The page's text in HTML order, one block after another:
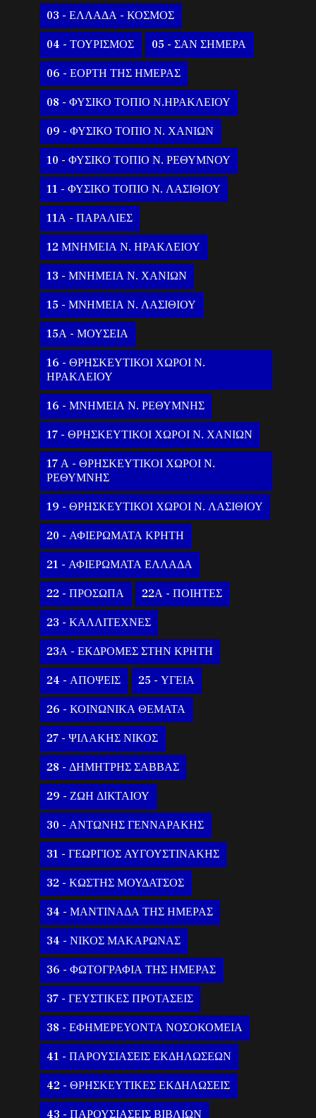
03 - ΕΛΛΑΔΑ - ΚΟΣΜΟΣ
04 - ΤΟΥΡΙΣΜΟΣ 05 - ΣΑΝ ΣΗΜΕΡΑ
06 - ΕΟΡΤΗ ΤΗΣ ΗΜΕΡΑΣ
08 - ΦΥΣΙΚΟ ΤΟΠΙΟ Ν.ΗΡΑΚΛΕΙΟΥ
09 - ΦΥΣΙΚΟ ΤΟΠΙΟ Ν. ΧΑΝΙΩΝ
10 - ΦΥΣΙΚΟ ΤΟΠΙΟ Ν. ΡΕΘΥΜΝΟΥ
11 - ΦΥΣΙΚΟ ΤΟΠΙΟ Ν. ΛΑΣΙΘΙΟΥ
11Α - ΠΑΡΑΛΙΕΣ
12 ΜΝΗΜΕΙΑ Ν. ΗΡΑΚΛΕΙΟΥ
13 - ΜΝΗΜΕΙΑ Ν. ΧΑΝΙΩΝ
15 - ΜΝΗΜΕΙΑ Ν. ΛΑΣΙΘΙΟΥ
15Α - ΜΟΥΣΕΙΑ
16 - ΘΡΗΣΚΕΥΤΙΚΟΙ ΧΩΡΟΙ Ν.
ΗΡΑΚΛΕΙΟΥ
16 - ΜΝΗΜΕΙΑ Ν. ΡΕΘΥΜΝΗΣ
17 - ΘΡΗΣΚΕΥΤΙΚΟΙ ΧΩΡΟΙ Ν. ΧΑΝΙΩΝ
17 Α - ΘΡΗΣΚΕΥΤΙΚΟΙ ΧΩΡΟΙ Ν.
ΡΕΘΥΜΝΗΣ
19 - ΘΡΗΣΚΕΥΤΙΚΟΙ ΧΩΡΟΙ Ν. ΛΑΣΙΘΙΟΥ
20 - ΑΦΙΕΡΩΜΑΤΑ ΚΡΗΤΗ
21 - ΑΦΙΕΡΩΜΑΤΑ ΕΛΛΑΔΑ
22 - ΠΡΟΣΩΠΑ 22Α - ΠΟΙΗΤΕΣ
23 - ΚΑΛΛΙΤΕΧΝΕΣ
23Α - ΕΚΔΡΟΜΕΣ ΣΤΗΝ ΚΡΗΤΗ
24 - ΑΠΟΨΕΙΣ 25 - ΥΓΕΙΑ
26 - ΚΟΙΝΩΝΙΚΑ ΘΕΜΑΤΑ
27 - ΨΙΛΑΚΗΣ ΝΙΚΟΣ
28 - ΔΗΜΗΤΡΗΣ ΣΑΒΒΑΣ
29 - ΖΩΗ ΔΙΚΤΑΙΟΥ
30 - ΑΝΤΩΝΗΣ ΓΕΝΝΑΡΑΚΗΣ
31 - ΓΕΩΡΓΙΟΣ ΑΥΓΟΥΣΤΙΝΑΚΗΣ
32 - ΚΩΣΤΗΣ ΜΟΥΔΑΤΣΟΣ
34 - ΜΑΝΤΙΝΑΔΑ ΤΗΣ ΗΜΕΡΑΣ
34 - ΝΙΚΟΣ ΜΑΚΑΡΩΝΑΣ
36 - ΦΩΤΟΓΡΑΦΙΑ ΤΗΣ ΗΜΕΡΑΣ
37 - ΓΕΥΣΤΙΚΕΣ ΠΡΟΤΑΣΕΙΣ
38 - ΕΦΗΜΕΡΕΥΟΝΤΑ ΝΟΣΟΚΟΜΕΙΑ
41 - ΠΑΡΟΥΣΙΑΣΕΙΣ ΕΚΔΗΛΩΣΕΩΝ
42 - ΘΡΗΣΚΕΥΤΙΚΕΣ ΕΚΔΗΛΩΣΕΙΣ
43 - ΠΑΡΟΥΣΙΑΣΕΙΣ ΒΙΒΛΙΩΝ